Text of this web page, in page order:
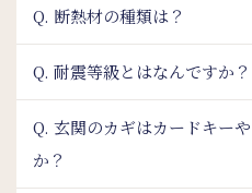
Q. 断熱材の種類は？
Q. 耐震等級とはなんですか？
Q. 玄関のカギはカードキー
か？